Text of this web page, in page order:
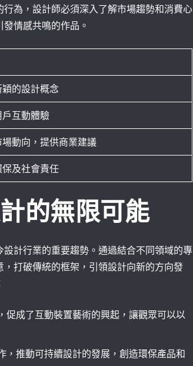
為，設計師必須深入了解市場趨勢和消費心
情感共鳴的作品。
的設計概念
互動體驗
動向，提供商業建議
及社會責任
的無限可能
計行業的重要趨勢。通過結合不同領域的專
打破傳統的框架，引領設計向新的方向發
促成了互動裝置藝術的興起，讓觀眾可以以
，推動可持續設計的發展，創造環保產品和